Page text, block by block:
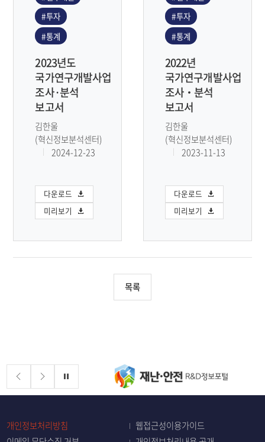
#투자
#통계
2023년도
국가연구개발사업
조사·분석
보고서
김한울
(혁신정보분석센터)
2024-12-23
다운로드
미리보기
#투자
#통계
2022년
국가연구개발사업
조사‧분석
보고서
김한울
(혁신정보분석센터)
2023-11-13
다운로드
미리보기
목록
배너존
개인정보처리방침
웹접근성이용가이드